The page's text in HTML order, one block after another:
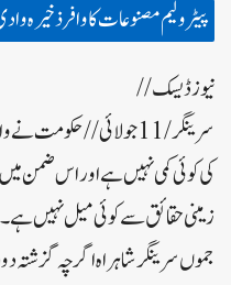
پیٹرولیم مصنوعات کا وافر ذخیرہ
نیوز ڈیسک//
سرینگر/11جولائی//
کی کوئی کمی نہیں ہے اور اس ضمن
زمینی حقائق سے کوئی میل نہیں ہے
جموں سرینگر شاہراہ اگرچہ گزشتہ